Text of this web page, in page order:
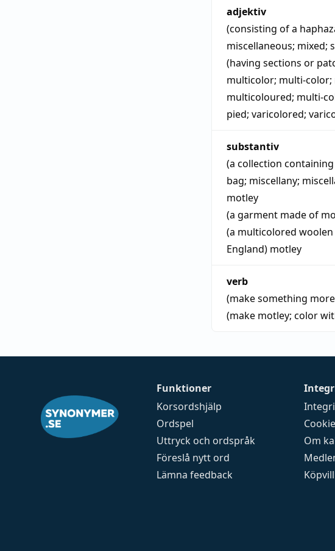
adjektiv
(consisting of a
miscellaneous; mixed;
(having sections or
multicolor; multi-color;
multicoloured; multi-
pied; varicolored;
substantiv
(a collection
bag; miscellany;
motley
(a garment made of
(a multicolored
England) motley
verb
(make something
(make motley; color
Funktioner
Korsordshjälp
Ordspel
Uttryck och ordspråk
Föreslå nytt ord
Lämna feedback
Om